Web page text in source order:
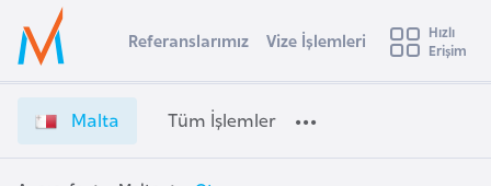
Ülke Seçimi
Başvuru yapmak istediğiniz ülkeyi seçin
Üye
Girişi
a
t
a
e
Referanslarımız Vize İşlemleri
Hızlı
Erişim
Malta Tüm İşlemler
s
t
r
a